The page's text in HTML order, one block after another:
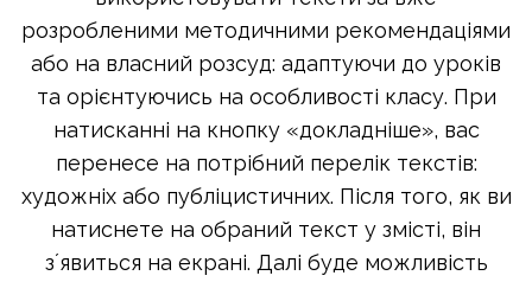
розробленими методичними рекомендаціями
або на власний розсуд: адаптуючи до уроків
та орієнтуючись на особливості класу. При
натисканні на кнопку «докладніше», вас
перенесе на потрібний перелік текстів:
художніх або публіцистичних. Після того, як ви
натиснете на обраний текст у змісті, він
зʼявиться на екрані. Далі буде можливість